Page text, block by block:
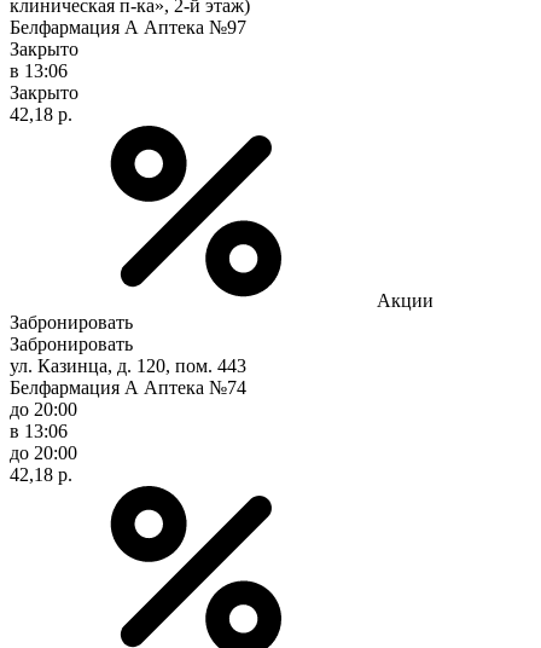
клиническая п-ка», 2-й этаж)
Белфармация А Аптека №97
Закрыто
в 13:06
Закрыто
42,18 р.
Акции
Забронировать
Забронировать
ул. Казинца, д. 120, пом. 443
Белфармация А Аптека №74
до 20:00
в 13:06
до 20:00
42,18 р.